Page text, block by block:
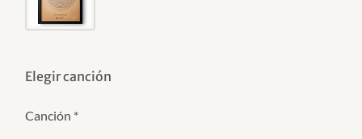
Elegir canción
Canción *